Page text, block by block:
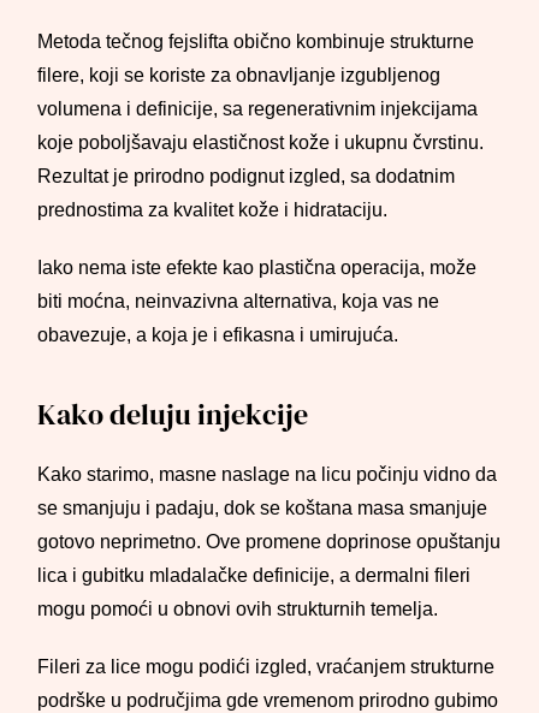
Metoda tečnog fejslifta obično kombinuje strukturne
filere, koji se koriste za obnavljanje izgubljenog
volumena i definicije, sa regenerativnim injekcijama
koje poboljšavaju elastičnost kože i ukupnu čvrstinu.
Rezultat je prirodno podignut izgled, sa dodatnim
prednostima za kvalitet kože i hidrataciju.
Iako nema iste efekte kao plastična operacija, može
biti moćna, neinvazivna alternativa, koja vas ne
obavezuje, a koja je i efikasna i umirujuća.
Kako deluju injekcije
Kako starimo, masne naslage na licu počinju vidno da
se smanjuju i padaju, dok se koštana masa smanjuje
gotovo neprimetno. Ove promene doprinose opuštanju
lica i gubitku mladalačke definicije, a dermalni fileri
mogu pomoći u obnovi ovih strukturnih temelja.
Fileri za lice mogu podići izgled, vraćanjem strukturne
podrške u područjima gde vremenom prirodno gubimo